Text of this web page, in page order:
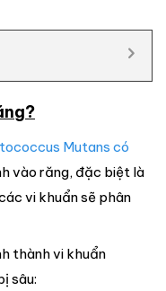
Mutans có
vào răng, đặc biệt là
vi khuẩn sẽ phân
thành vi khuẩn
sâu: